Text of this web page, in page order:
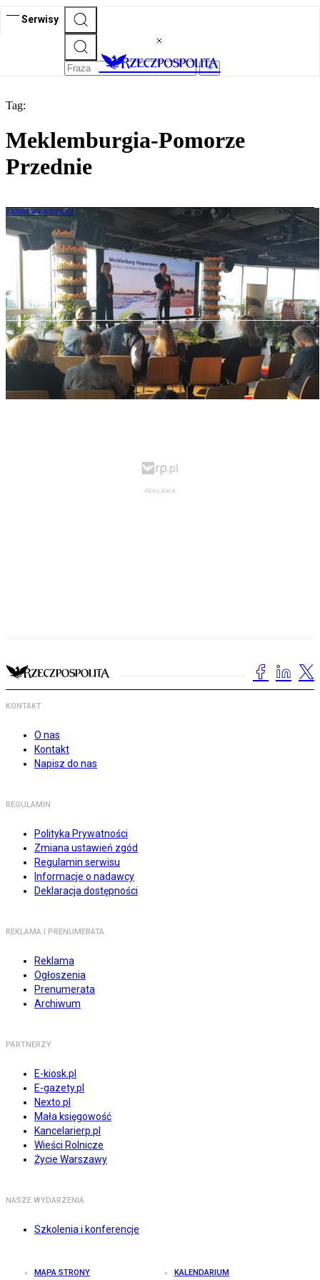
Serwisy
Tag:
Meklemburgia-Pomorze
Przednie
ZANIM WYJEDZIESZ
Meklemburgia-Pomorze Przednie
kajakiem i pod żaglami. „Naszym
żywiołem jest woda”
KONTAKT
O nas
Kontakt
Napisz do nas
REGULAMIN
Polityka Prywatności
Zmiana ustawień zgód
Regulamin serwisu
Informacje o nadawcy
Deklaracja dostępności
REKLAMA I PRENUMERATA
Reklama
Ogłoszenia
Prenumerata
Archiwum
PARTNERZY
E-kiosk.pl
E-gazety.pl
Nexto.pl
Mała księgowość
Kancelarierp.pl
Wieści Rolnicze
Życie Warszawy
NASZE WYDARZENIA
Szkolenia i konferencje
MAPA STRONY KALENDARIUM